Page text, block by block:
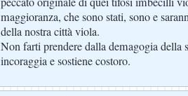
maggioranza, che sono stati, sono e
della nostra città viola.
Non farti prendere dalla demagogia della
incoraggia e sostiene costoro.